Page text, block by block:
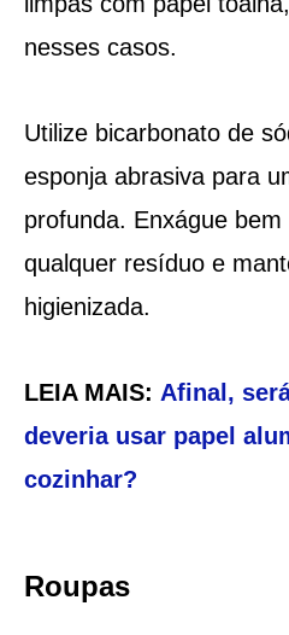
nesses casos.
Utilize bicarbonato de
esponja abrasiva para
profunda. Enxágue
qualquer resíduo e
higienizada.
LEIA MAIS: Afinal,
deveria usar papel
cozinhar?
Roupas